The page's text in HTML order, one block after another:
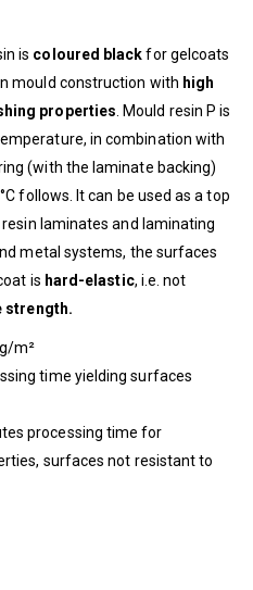
is coloured blackfor gelcoats
mould construction with high
properties . Mould resin P is
in combination with
(with the laminate backing)
follows. It can be used as a top
laminates and laminating
metal systems, the surfaces
is hard-elastic, i.e. not
strength.
m²
time yielding surfaces
processing time for
surfaces not resistant to